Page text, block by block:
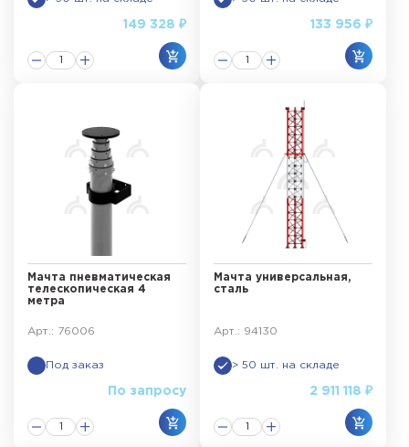
149 328 ₽ 133 956 ₽
Мачта пневматическая
телескопическая 4
метра
Арт.: 76006
Под заказ
По запросу
Мачта универсальная,
сталь
Арт.: 94130
> 50 шт. на складе
2 911 118 ₽